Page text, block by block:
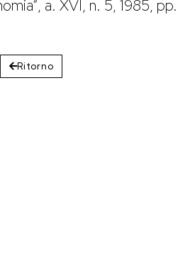
a. XVI, n. 5, 1985, pp.
Ritorno